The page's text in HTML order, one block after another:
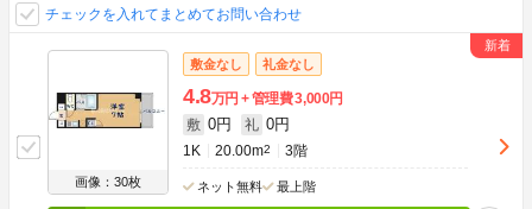
チェックを入れてまとめてお問い合わせ
画像：30枚
敷金なし 礼金なし
4.8万円 管理費3,000円
敷 0円 礼 0円
1K 20.00m2 3階
ネット無料 最上階